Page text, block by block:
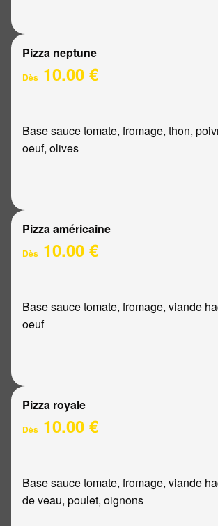
Pizza neptune
Dès 10.00 €
Base sauce tomate, fromage, thon,
oeuf, olives
Pizza américaine
Dès 10.00 €
Base sauce tomate, fromage, viande
oeuf
Pizza royale
Dès 10.00 €
Base sauce tomate, fromage, viande
de veau, poulet, oignons